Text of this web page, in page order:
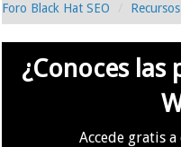
Foro Black Hat SEO Recursos
¿Conoces las
Accede gratis